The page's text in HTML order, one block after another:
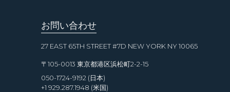
お問い合わせ
27 EAST 65TH STREET #7D NEW YORK NY 10065
〒105-0013 東京都港区浜松町2-2-15
050-1724-9192 (日本)
+1 929.287.1948 (米国)